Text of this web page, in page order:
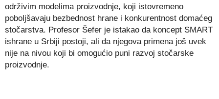
održivim modelima proizvodnje, koji istovremeno
poboljšavaju bezbednost hrane i konkurentnost domaćeg
stočarstva. Profesor Šefer je istakao da koncept SMART
ishrane u Srbiji postoji, ali da njegova primena još uvek
nije na nivou koji bi omogućio puni razvoj stočarske
proizvodnje.